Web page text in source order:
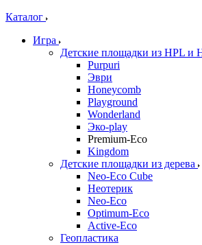
Каталог
Игра
Детские площадки из HPL и
Purpuri
Эври
Honeycomb
Playground
Wonderland
Эко-play
Premium-Eco
Kingdom
Детские площадки из дерева
Neo-Eco Cube
Неотерик
Neo-Eco
Оptimum-Еco
Active-Eco
Геопластика